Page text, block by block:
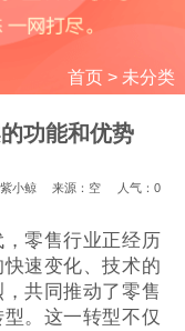
首页> 未分类
功能和优势
小鲸 来源：空 人气： 0
零售行业正经历
速变化、技术的
共同推动了零售
。这一转型不仅